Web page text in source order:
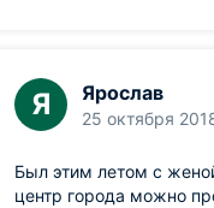
Я Ярослав
25 октября
Был этим летом с
центр города можно